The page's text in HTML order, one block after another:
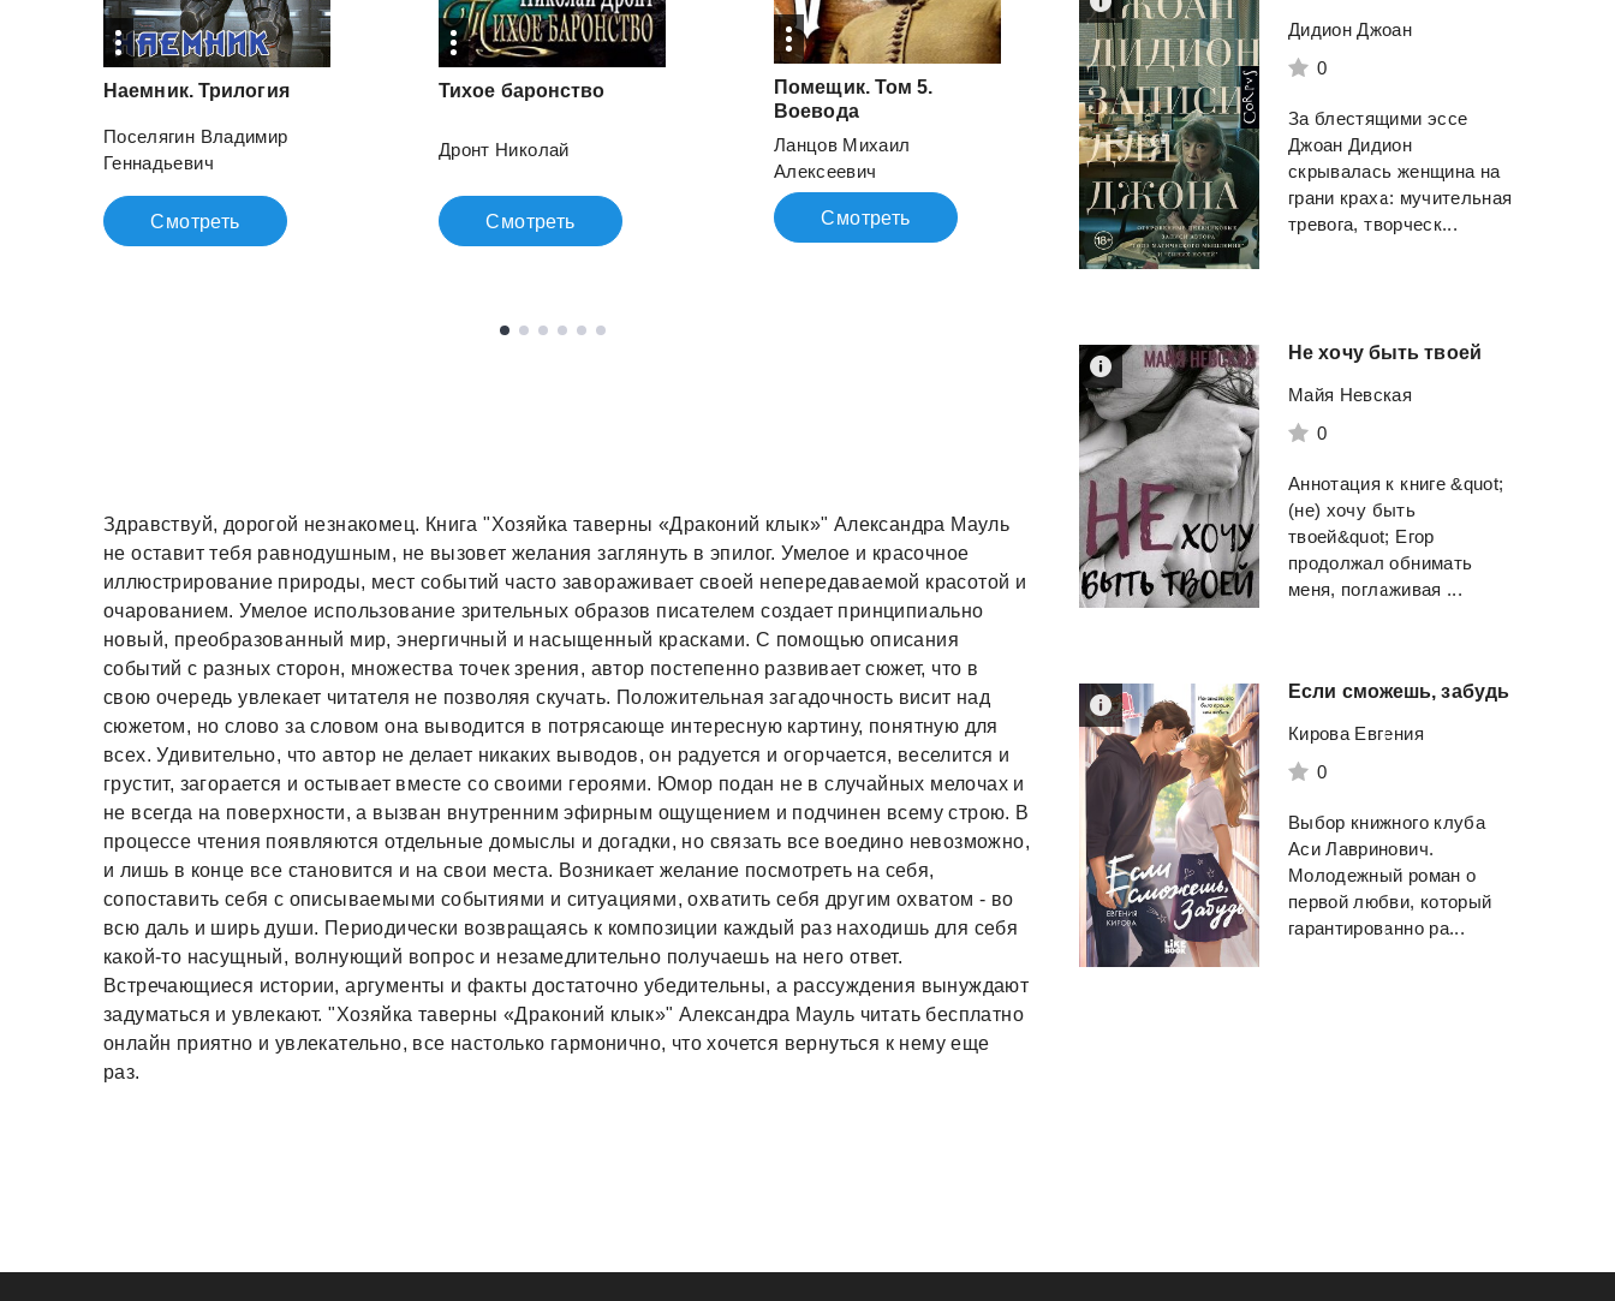
Наемник. Трилогия
Поселягин Владимир
Геннадьевич
Смотреть
Тихое баронство
Дронт Николай
Смотреть
Помещик. Том 5.
Воевода
Ланцов Михаил
Алексеевич
Смотреть
Выйди из зоны
комфорта. Измени свою жизнь. 21 метод повышения личной эффективности
Трейси Брайан
Смотреть
Здравствуй, дорогой незнакомец. Книга "Хозяйка таверны «Драконий клык»" Александра Мауль
не оставит тебя равнодушным, не вызовет желания заглянуть в эпилог. Умелое и красочное
иллюстрирование природы, мест событий часто завораживает своей непередаваемой красотой и
очарованием. Умелое использование зрительных образов писателем создает принципиально
новый, преобразованный мир, энергичный и насыщенный красками. С помощью описания
событий с разных сторон, множества точек зрения, автор постепенно развивает сюжет, что в
свою очередь увлекает читателя не позволяя скучать. Положительная загадочность висит над
сюжетом, но слово за словом она выводится в потрясающе интересную картину, понятную для
всех. Удивительно, что автор не делает никаких выводов, он радуется и огорчается, веселится и
грустит, загорается и остывает вместе со своими героями. Юмор подан не в случайных мелочах и
не всегда на поверхности, а вызван внутренним эфирным ощущением и подчинен всему строю. В
процессе чтения появляются отдельные домыслы и догадки, но связать все воедино невозможно,
и лишь в конце все становится и на свои места. Возникает желание посмотреть на себя,
сопоставить себя с описываемыми событиями и ситуациями, охватить себя другим охватом - во
всю даль и ширь души. Периодически возвращаясь к композиции каждый раз находишь для себя
какой-то насущный, волнующий вопрос и незамедлительно получаешь на него ответ.
Встречающиеся истории, аргументы и факты достаточно убедительны, а рассуждения вынуждают
задуматься и увлекают. "Хозяйка таверны «Драконий клык»" Александра Мауль читать бесплатно
онлайн приятно и увлекательно, все настолько гармонично, что хочется вернуться к нему еще
раз.
Дидион Джоан
0
За блестящими эссе
Джоан Дидион
скрывалась женщина на
грани краха: мучительная
тревога, творческ...
Не хочу быть твоей
Майя Невская
0
Аннотация к книге &quot;
(не) хочу быть
твоей&quot; Егор
продолжал обнимать
меня, поглаживая ...
Если сможешь, забудь
Кирова Евгения
0
Выбор книжного клуба
Аси Лавринович.
Молодежный роман о
первой любви, который
гарантированно ра...